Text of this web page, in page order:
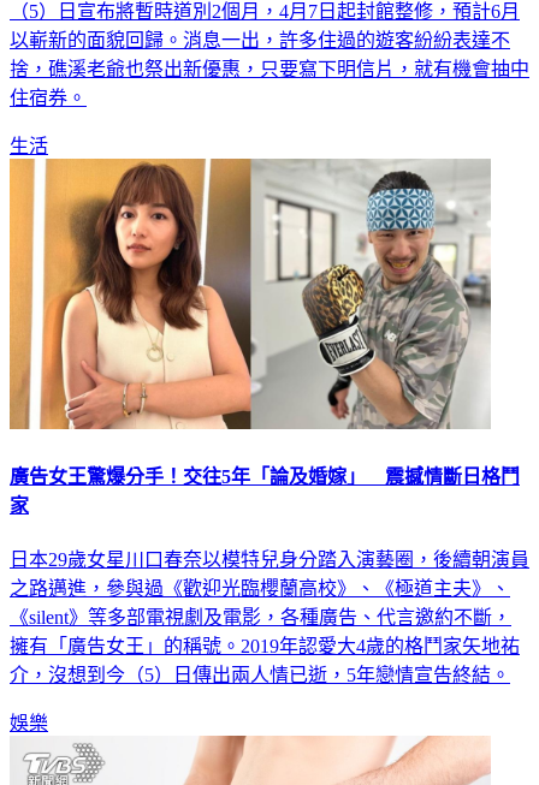
（5）日宣布將暫時道別2個月，4月7日起封館整修，預計6月
以嶄新的面貌回歸。消息一出，許多住過的遊客紛紛表達不
捨，礁溪老爺也祭出新優惠，只要寫下明信片，就有機會抽中
住宿券。
生活
廣告女王驚爆分手！交往5年「論及婚嫁」 震撼情斷日格鬥
家
日本29歲女星川口春奈以模特兒身分踏入演藝圈，後續朝演員
之路邁進，參與過《歡迎光臨櫻蘭高校》、《極道主夫》、
《silent》等多部電視劇及電影，各種廣告、代言邀約不斷，
擁有「廣告女王」的稱號。2019年認愛大4歲的格鬥家矢地祐
介，沒想到今（5）日傳出兩人情已逝，5年戀情宣告終結。
娛樂